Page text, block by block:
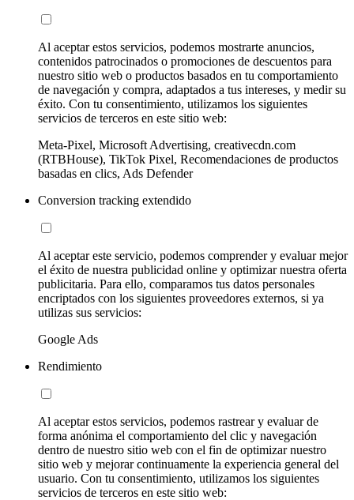
Al aceptar estos servicios, podemos mostrarte anuncios,
contenidos patrocinados o promociones de descuentos para
nuestro sitio web o productos basados en tu comportamiento
de navegación y compra, adaptados a tus intereses, y medir su
éxito. Con tu consentimiento, utilizamos los siguientes
servicios de terceros en este sitio web:
Meta-Pixel, Microsoft Advertising, creativecdn.com
(RTBHouse), TikTok Pixel, Recomendaciones de productos
basadas en clics, Ads Defender
Conversion tracking extendido
Al aceptar este servicio, podemos comprender y evaluar mejor
el éxito de nuestra publicidad online y optimizar nuestra oferta
publicitaria. Para ello, comparamos tus datos personales
encriptados con los siguientes proveedores externos, si ya
utilizas sus servicios:
Google Ads
Rendimiento
Al aceptar estos servicios, podemos rastrear y evaluar de
forma anónima el comportamiento del clic y navegación
dentro de nuestro sitio web con el fin de optimizar nuestro
sitio web y mejorar continuamente la experiencia general del
usuario. Con tu consentimiento, utilizamos los siguientes
servicios de terceros en este sitio web: